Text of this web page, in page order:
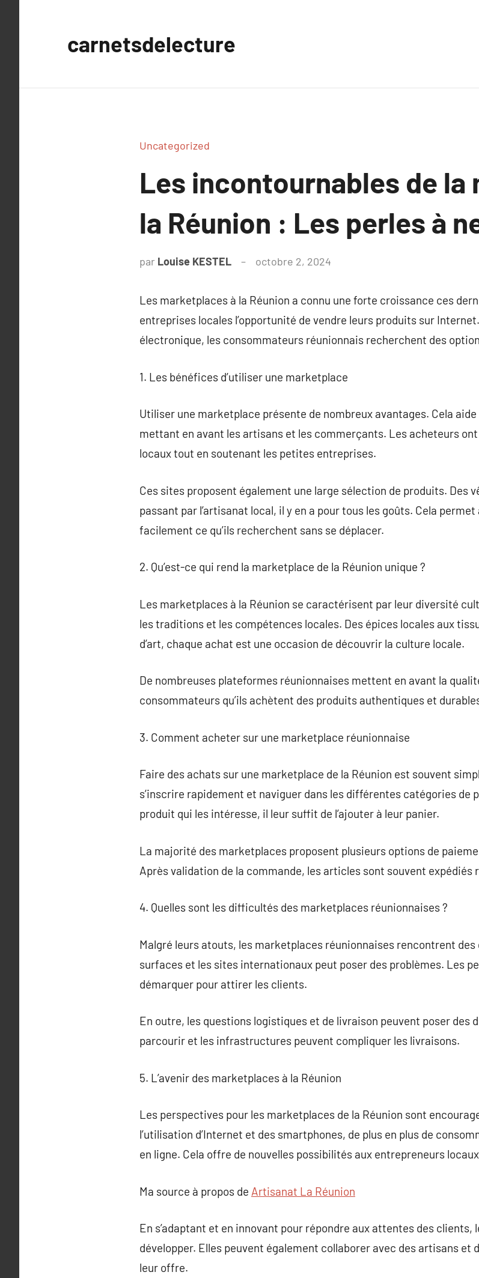
carnetsdelecture
Uncategorized
Les incontournables de la
la Réunion : Les perles à
par Louise KESTEL octobre 2, 2024
Les marketplaces à la Réunion a connu une forte croissance ces
entreprises locales l’opportunité de vendre leurs produits sur
électronique, les consommateurs réunionnais recherchent des
1. Les bénéfices d’utiliser une marketplace
Utiliser une marketplace présente de nombreux avantages. Cela aide
mettant en avant les artisans et les commerçants. Les acheteurs
locaux tout en soutenant les petites entreprises.
Ces sites proposent également une large sélection de produits. Des
passant par l’artisanat local, il y en a pour tous les goûts. Cela
facilement ce qu’ils recherchent sans se déplacer.
2. Qu’est-ce qui rend la marketplace de la Réunion unique ?
Les marketplaces à la Réunion se caractérisent par leur diversité
les traditions et les compétences locales. Des épices locales aux
d’art, chaque achat est une occasion de découvrir la culture locale.
De nombreuses plateformes réunionnaises mettent en avant la
consommateurs qu’ils achètent des produits authentiques et
3. Comment acheter sur une marketplace réunionnaise
Faire des achats sur une marketplace de la Réunion est souvent
s’inscrire rapidement et naviguer dans les différentes catégories de
produit qui les intéresse, il leur suffit de l’ajouter à leur panier.
La majorité des marketplaces proposent plusieurs options de
Après validation de la commande, les articles sont souvent expédiés
4. Quelles sont les difficultés des marketplaces réunionnaises ?
Malgré leurs atouts, les marketplaces réunionnaises rencontrent
surfaces et les sites internationaux peut poser des problèmes. Les
démarquer pour attirer les clients.
En outre, les questions logistiques et de livraison peuvent poser des
parcourir et les infrastructures peuvent compliquer les livraisons.
5. L’avenir des marketplaces à la Réunion
Les perspectives pour les marketplaces de la Réunion sont
l’utilisation d’Internet et des smartphones, de plus en plus de
en ligne. Cela offre de nouvelles possibilités aux entrepreneurs
Ma source à propos de Artisanat La Réunion
En s’adaptant et en innovant pour répondre aux attentes des clients,
développer. Elles peuvent également collaborer avec des artisans
leur offre.